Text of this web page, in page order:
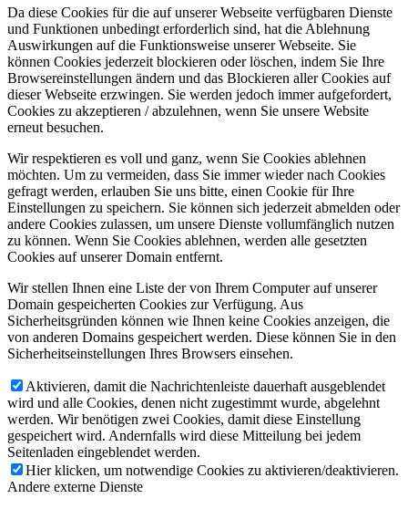
Da diese Cookies für die auf unserer Webseite verfügbaren Dienste
und Funktionen unbedingt erforderlich sind, hat die Ablehnung
Auswirkungen auf die Funktionsweise unserer Webseite. Sie
können Cookies jederzeit blockieren oder löschen, indem Sie Ihre
Browsereinstellungen ändern und das Blockieren aller Cookies auf
dieser Webseite erzwingen. Sie werden jedoch immer aufgefordert,
Cookies zu akzeptieren / abzulehnen, wenn Sie unsere Website
erneut besuchen.
Wir respektieren es voll und ganz, wenn Sie Cookies ablehnen
möchten. Um zu vermeiden, dass Sie immer wieder nach Cookies
gefragt werden, erlauben Sie uns bitte, einen Cookie für Ihre
Einstellungen zu speichern. Sie können sich jederzeit abmelden oder
andere Cookies zulassen, um unsere Dienste vollumfänglich nutzen
zu können. Wenn Sie Cookies ablehnen, werden alle gesetzten
Cookies auf unserer Domain entfernt.
Wir stellen Ihnen eine Liste der von Ihrem Computer auf unserer
Domain gespeicherten Cookies zur Verfügung. Aus
Sicherheitsgründen können wie Ihnen keine Cookies anzeigen, die
von anderen Domains gespeichert werden. Diese können Sie in den
Sicherheitseinstellungen Ihres Browsers einsehen.
Aktivieren, damit die Nachrichtenleiste dauerhaft ausgeblendet
wird und alle Cookies, denen nicht zugestimmt wurde, abgelehnt
werden. Wir benötigen zwei Cookies, damit diese Einstellung
gespeichert wird. Andernfalls wird diese Mitteilung bei jedem
Seitenladen eingeblendet werden.
Hier klicken, um notwendige Cookies zu aktivieren/deaktivieren.
Andere externe Dienste